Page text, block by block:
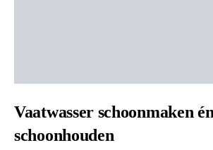
Vaatwasser schoonmaken
schoonhouden